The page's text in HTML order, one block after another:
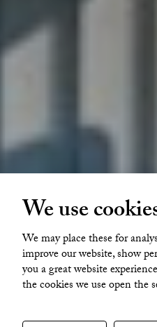
We use
We may place these for
improve our website, show
you a great website
the cookies we use open the